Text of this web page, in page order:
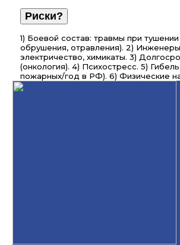
Риски?
1) Боевой состав: травмы при
обрушения, отравления). 2)
электричество, химикаты. 3)
(онкология). 4) Психостресс. 5) Гибель
пожарных/год в РФ). 6) Физические